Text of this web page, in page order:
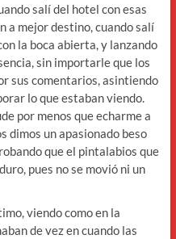
salí del hotel con esas
a mejor destino, cuando salí
la boca abierta, y lanzando
sin importarle que los
sus comentarios, asintiendo
lo que estaban viendo.
por menos que echarme a
dimos un apasionado beso
que el pintalabios que
pues no se movió ni un
viendo como en la
de vez en cuando las